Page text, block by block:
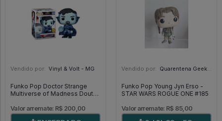
Vendido por: Vinyl & Volt - MG
Funko Pop Doctor Strange
Multiverse of Madness Doutor
Edition] - Doctor Strange
#1000
Valor arremate: R$ 200,00
Vendido por: Quarentena Geek Store - SP
Funko Pop Young Jyn Erso -
STAR WARS ROGUE ONE #185
Valor arremate: R$ 85,00